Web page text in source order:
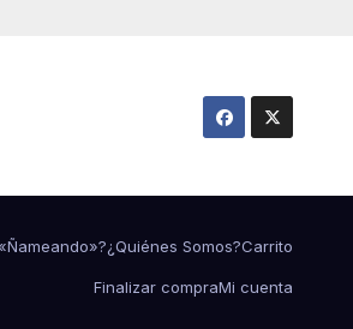
¿Quiénes Somos?Carrito
Finalizar compraMi cuenta